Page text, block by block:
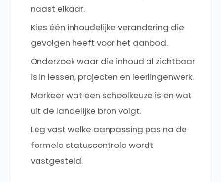
naast elkaar.
Kies één inhoudelijke verandering die
gevolgen heeft voor het aanbod.
Onderzoek waar die inhoud al zichtbaar
is in lessen, projecten en leerlingenwerk.
Markeer wat een schoolkeuze is en wat
uit de landelijke bron volgt.
Leg vast welke aanpassing pas na de
formele statuscontrole wordt
vastgesteld.